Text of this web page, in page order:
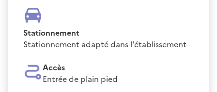
Stationnement
Stationnement adapté dans l'établissement
Accès
Entrée de plain pied